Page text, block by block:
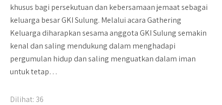
khusus bagi persekutuan dan kebersamaan jemaat sebagai
keluarga besar GKI Sulung. Melalui acara Gathering
Keluarga diharapkan sesama anggota GKI Sulung semakin
kenal dan saling mendukung dalam menghadapi
pergumulan hidup dan saling menguatkan dalam iman
untuk tetap…
Dilihat: 36